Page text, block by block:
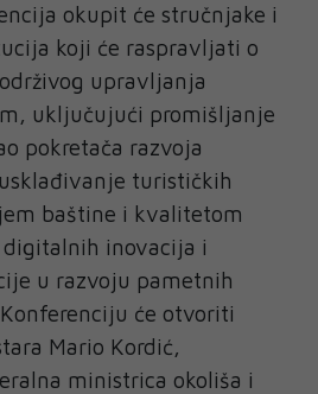
okupit će stručnjake i
koji će raspravljati o
upravljanja
uključujući promišljanje
pokretača razvoja
turističkih
baštine i kvalitetom
inovacija i
u razvoju pametnih
Konferenciju će otvoriti
Mario Kordić,
ministrica okoliša i